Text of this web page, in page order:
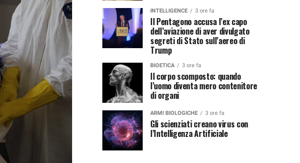
INTELLIGENCE 3 ore fa
Il Pentagono accusa l’ex capo
dell’aviazione di aver divulgato
segreti di Stato sull’aereo di
Trump
BIOETICA 3 ore fa
Il corpo scomposto: quando
l’uomo diventa mero contenitore
di organi
ARMI BIOLOGICHE 3 ore fa
Gli scienziati creano virus con
l’Intelligenza Artificiale